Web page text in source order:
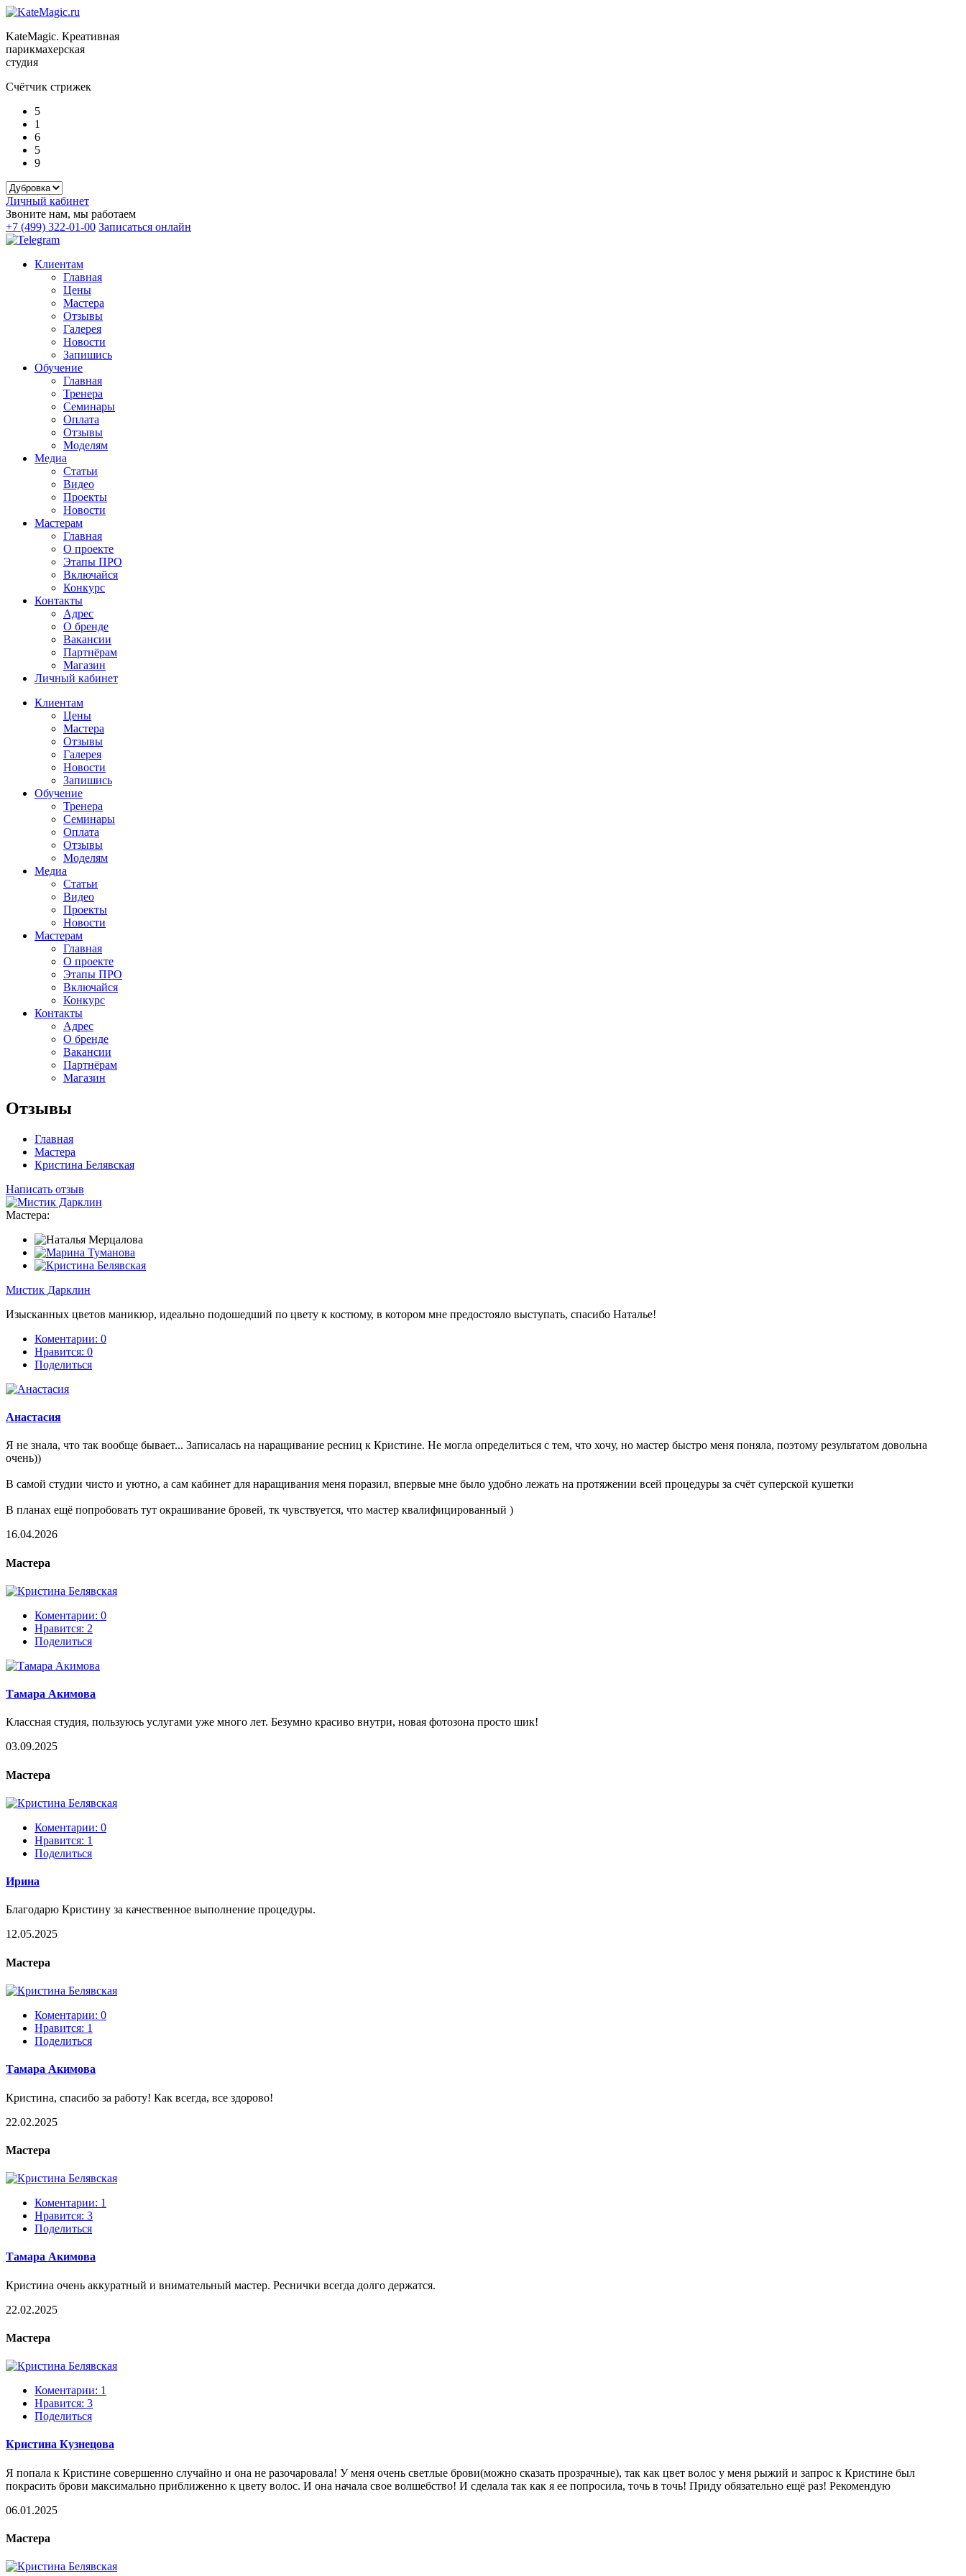
KateMagic. Креативная
парикмахерская
студия
Счётчик стрижек
5
1
6
5
9
Личный кабинет
Звоните нам, мы работаем
+7 (499) 322-01-00 Записаться онлайн
Клиентам
Главная
Цены
Мастера
Отзывы
Галерея
Новости
Запишись
Обучение
Главная
Тренера
Семинары
Оплата
Отзывы
Моделям
Медиа
Статьи
Видео
Проекты
Новости
Мастерам
Главная
О проекте
Этапы ПРО
Включайся
Конкурс
Контакты
Адрес
О бренде
Вакансии
Партнёрам
Магазин
Личный кабинет
Клиентам
Цены
Мастера
Отзывы
Галерея
Новости
Запишись
Обучение
Тренера
Семинары
Оплата
Отзывы
Моделям
Медиа
Статьи
Видео
Проекты
Новости
Мастерам
Главная
О проекте
Этапы ПРО
Включайся
Конкурс
Контакты
Адрес
О бренде
Вакансии
Партнёрам
Магазин
Отзывы
Главная
Мастера
Кристина Белявская
Написать отзыв
Мастера:
Мистик Дарклин
Изысканных цветов маникюр, идеально подошедший по цвету к костюму, в котором мне предостояло выступать, спасибо Наталье!
Коментарии: 0
Нравится: 0
Поделиться
Анастасия
Я не знала, что так вообще бывает... Записалась на наращивание ресниц к Кристине. Не могла определиться с тем, что хочу, но мастер быстро меня поняла, поэтому результатом довольна
очень))
В самой студии чисто и уютно, а сам кабинет для наращивания меня поразил, впервые мне было удобно лежать на протяжении всей процедуры за счёт суперской кушетки
В планах ещё попробовать тут окрашивание бровей, тк чувствуется, что мастер квалифицированный )
16.04.2026
Мастера
Коментарии: 0
Нравится: 2
Поделиться
Тамара Акимова
Классная студия, пользуюсь услугами уже много лет. Безумно красиво внутри, новая фотозона просто шик!
03.09.2025
Мастера
Коментарии: 0
Нравится: 1
Поделиться
Ирина
Благодарю Кристину за качественное выполнение процедуры.
12.05.2025
Мастера
Коментарии: 0
Нравится: 1
Поделиться
Тамара Акимова
Кристина, спасибо за работу! Как всегда, все здорово!
22.02.2025
Мастера
Коментарии: 1
Нравится: 3
Поделиться
Тамара Акимова
Кристина очень аккуратный и внимательный мастер. Реснички всегда долго держатся.
22.02.2025
Мастера
Коментарии: 1
Нравится: 3
Поделиться
Кристина Кузнецова
Я попала к Кристине совершенно случайно и она не разочаровала! У меня очень светлые брови(можно сказать прозрачные), так как цвет волос у меня рыжий и запрос к Кристине был
покрасить брови максимально приближенно к цвету волос. И она начала свое волшебство! И сделала так как я ее попросила, точь в точь! Приду обязательно ещё раз! Рекомендую
06.01.2025
Мастера